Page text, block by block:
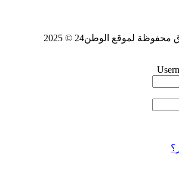
لموقع الوطن24 © 2025